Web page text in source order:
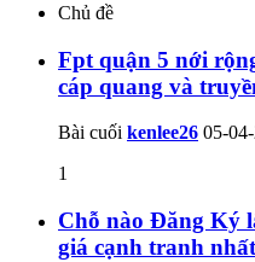
Chủ đề
Fpt quận 5 nới
cáp quang và
Bài cuối kenlee26 05-
1
Chỗ nào Đăng Ký
giá cạnh tranh